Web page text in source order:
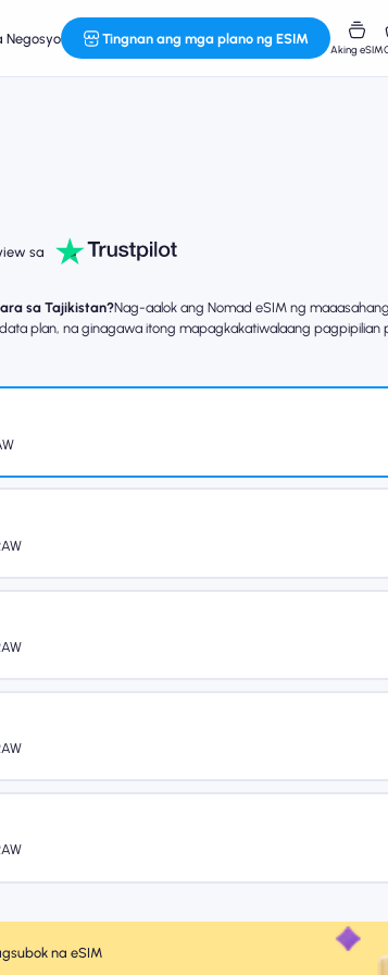
Negosyo Tingnan ang mga plano ng ESIM
Aking eSIM
sa
sa Tajikistan?Nag-aalok ang Nomad eSIM ng
plan, na ginagawa itong mapagkakatiwalaang pagpipilian
na eSIM